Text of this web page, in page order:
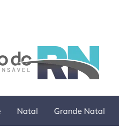
Natal Grande Natal